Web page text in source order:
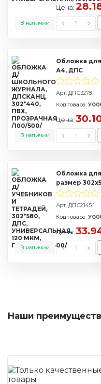
В наличии
Цена:
Обложка
А4, ДПС
Арт. ДПС3278.1
В наличии
Код товара:
Цена:
Обложка
размер
Арт. ДПС2145.1
В наличии
Код товара:
Цена:
Наши